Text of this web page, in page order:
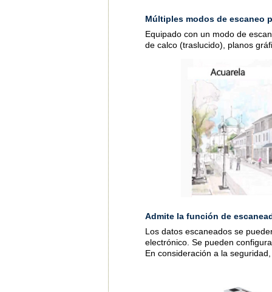
Múltiples modos de escaneo
Equipado con un modo de
de calco (traslucido), planos
Admite la función de
Los datos escaneados se
electrónico. Se pueden
En consideración a la